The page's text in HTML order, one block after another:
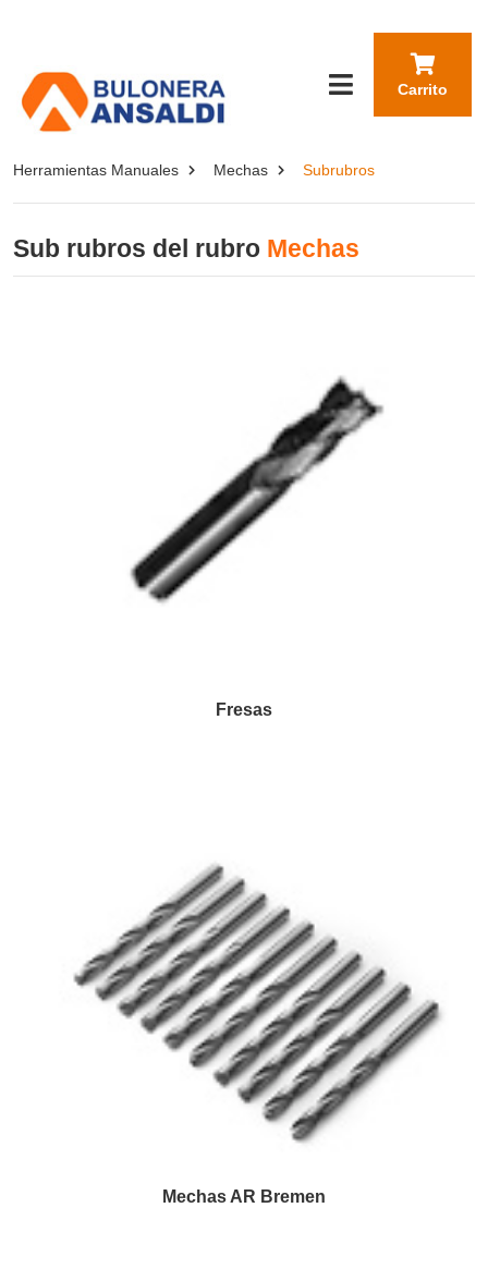
Carrito
Herramientas Manuales Mechas Subrubros
Sub rubros del rubro Mechas
Fresas
Mechas AR Bremen